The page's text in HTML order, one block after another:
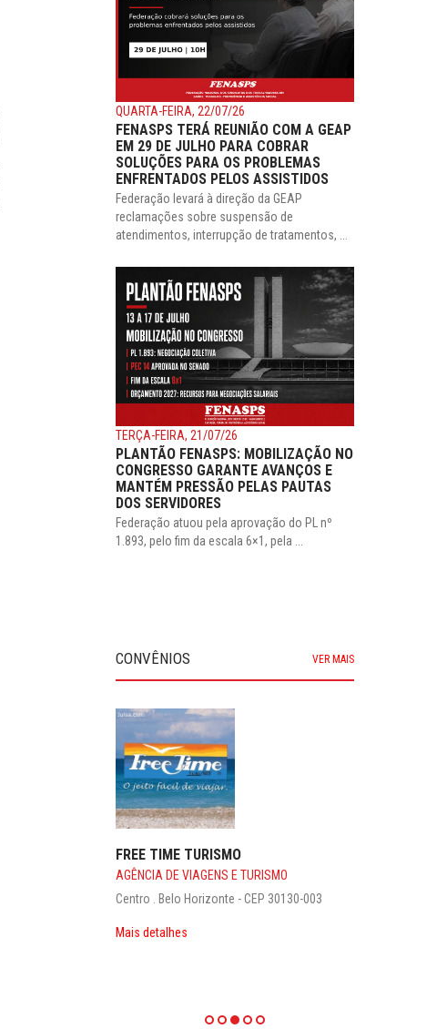
QUARTA-FEIRA, 22/07/26
FENASPS TERÁ REUNIÃO COM A GEAP
EM 29 DE JULHO PARA COBRAR
SOLUÇÕES PARA OS PROBLEMAS
ENFRENTADOS PELOS ASSISTIDOS
Federação levará à direção da GEAP
reclamações sobre suspensão de
atendimentos, interrupção de tratamentos, ...
TERÇA-FEIRA, 21/07/26
PLANTÃO FENASPS: MOBILIZAÇÃO NO
CONGRESSO GARANTE AVANÇOS E
MANTÉM PRESSÃO PELAS PAUTAS
DOS SERVIDORES
Federação atuou pela aprovação do PL nº
1.893, pelo fim da escala 6×1, pela ...
CONVÊNIOS VER MAIS
FREE TIME TURISMO
AGÊNCIA DE VIAGENS E TURISMO
Centro . Belo Horizonte - CEP 30130-003
Mais detalhes